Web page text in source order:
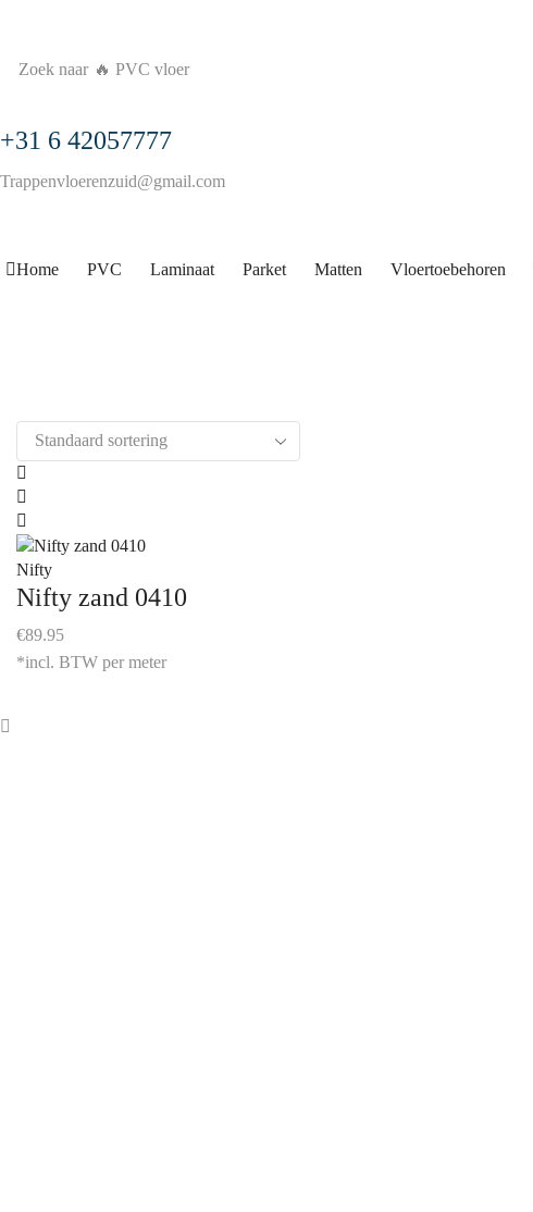
Zoek naar 🔥 PVC vloer
+31 6 42057777
Trappenvloerenzuid@gmail.com
Home PVC Laminaat Parket Matten Vloertoebehoren
Nifty
Nifty zand 0410
€89.95
*incl. BTW per meter